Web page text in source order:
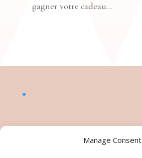
Manage Consent
gagner votre cadeau...